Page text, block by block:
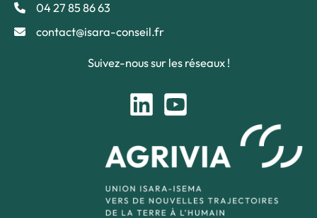
04 27 85 86 63
contact@isara-conseil.fr
Suivez-nous sur les réseaux !